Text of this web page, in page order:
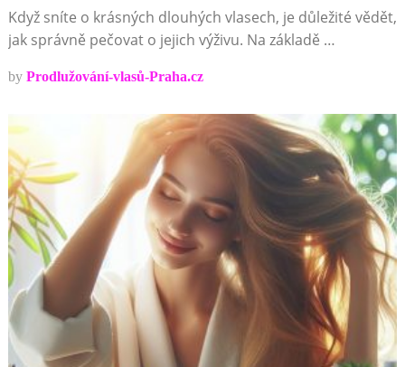
Když sníte o krásných dlouhých vlasech, je důležité vědět,
jak správně pečovat o jejich výživu. Na základě …
by Prodlužování-vlasů-Praha.cz